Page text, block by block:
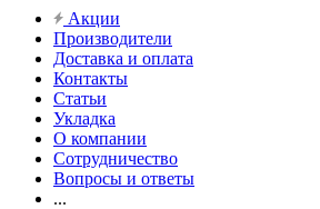
Акции
Производители
Доставка и оплата
Контакты
Статьи
Укладка
О компании
Сотрудничество
Вопросы и ответы
...